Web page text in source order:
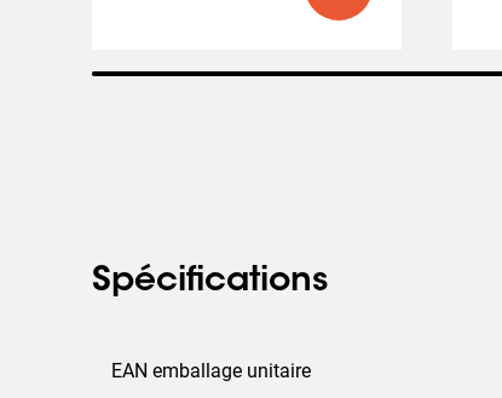
Spécifications
EAN emballage unitaire